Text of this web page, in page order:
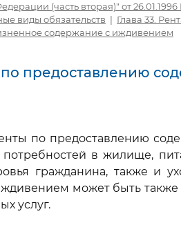
(часть вторая)" от 26.01.1996
виды обязательств | Глава 33.
содержание с иждивением
по предоставлению
по предоставлению
в жилище,
гражданина, также и
может быть также
услуг.